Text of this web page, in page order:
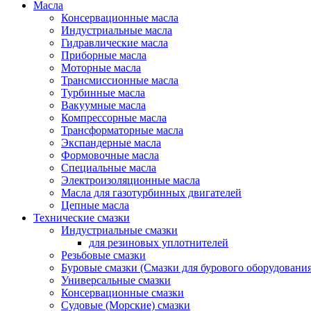
Масла
Консервационные масла
Индустриальные масла
Гидравлические масла
Приборные масла
Моторные масла
Трансмиссионные масла
Турбинные масла
Вакуумные масла
Компрессорные масла
Трансформаторные масла
Экспандерные масла
Формовочные масла
Специальные масла
Электроизоляционные масла
Масла для газотурбинных двигателей
Цепные масла
Технические смазки
Индустриальные смазки
для резиновых уплотнителей
Резьбовые смазки
Буровые смазки (Смазки для бурового
Универсальные смазки
Консервационные смазки
Судовые (Морские) смазки